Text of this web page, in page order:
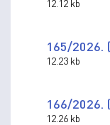
12.12 kb
165/2026.
12.23 kb
166/2026.
12.26 kb